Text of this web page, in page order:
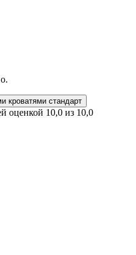
кроватями стандарт
оценкой 10,0 из 10,0